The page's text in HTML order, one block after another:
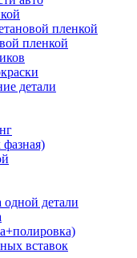
пленкой
пленкой
детали
детали
вставок